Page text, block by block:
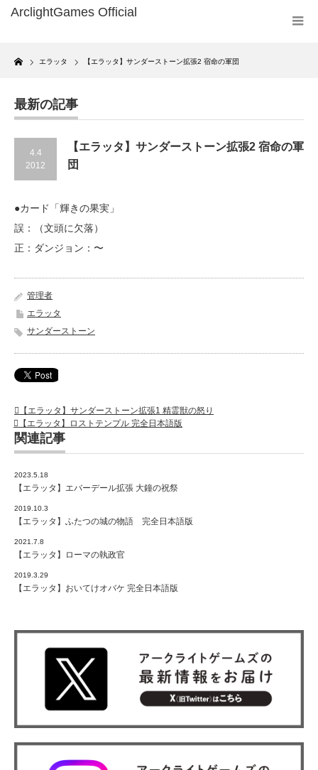
Home
エラッタ 【エラッタ】サンダーストーン拡張2 宿命の軍団
最新の記事
4.4
2012
【エラッタ】サンダーストーン拡張2 宿命の軍
団
●カード「輝きの果実」
誤：（文頭に欠落）
正：ダンジョン：〜
管理者
エラッタ
サンダーストーン
【エラッタ】サンダーストーン拡張1 精霊獣の怒り
【エラッタ】ロストテンプル 完全日本語版
関連記事
2023.5.18
【エラッタ】エバーデール拡張 大鐘の祝祭
2019.10.3
【エラッタ】ふたつの城の物語 完全日本語版
2021.7.8
【エラッタ】ローマの執政官
2019.3.29
【エラッタ】おいてけオバケ 完全日本語版